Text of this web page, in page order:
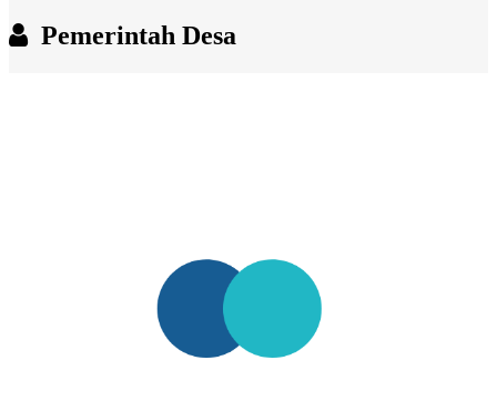
Pemerintah Desa